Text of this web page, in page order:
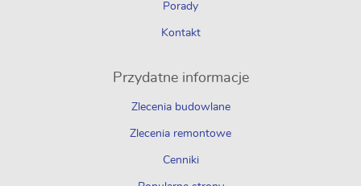
Porady
Kontakt
Przydatne informacje
Zlecenia budowlane
Zlecenia remontowe
Cenniki